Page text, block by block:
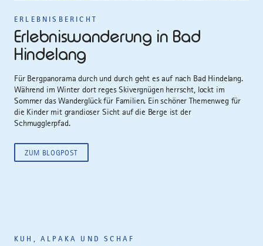
ERLEBNISBERICHT
Erlebniswanderung in Bad
Hindelang
Für Bergpanorama durch und durch geht es auf nach Bad Hindelang.
Während im Winter dort reges Skivergnügen herrscht, lockt im
Sommer das Wanderglück für Familien. Ein schöner Themenweg für
die Kinder mit grandioser Sicht auf die Berge ist der
Schmugglerpfad.
ZUM BLOGPOST
KUH, ALPAKA UND SCHAF